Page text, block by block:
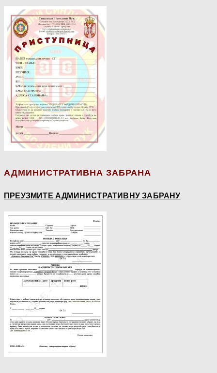
АДМИНИСТРАТИВНА ЗАБРАНА
ПРЕУЗМИТЕ АДМИНИСТРАТИВНУ ЗАБРАНУ